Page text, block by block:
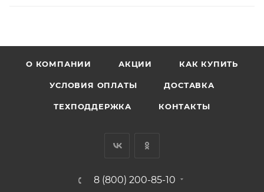
О КОМПАНИИ АКЦИИ КАК КУПИТЬ
УСЛОВИЯ ОПЛАТЫ ДОСТАВКА
ТЕХПОДДЕРЖКА КОНТАКТЫ
8 (800) 200-85-10